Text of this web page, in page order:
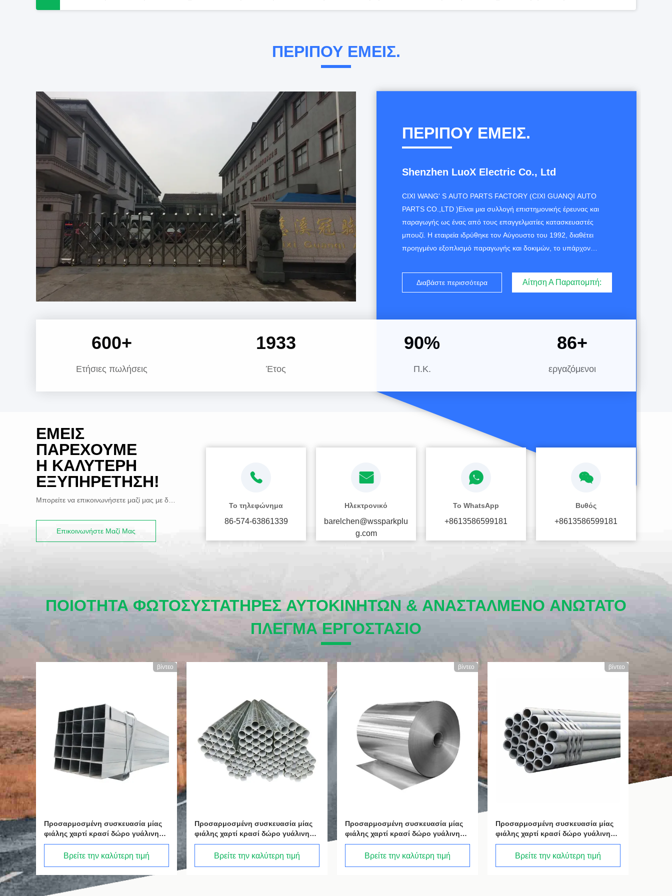
PR17Y Πλακέτο σπινθήρα αλυσοπρίονα με αντίσταση BRISK Το ίδιο με Denso W20MPR-U10
ΠΕΡΊΠΟΥ ΕΜΕΊΣ.
ΠΕΡΊΠΟΥ ΕΜΕΊΣ.
Shenzhen LuoX Electric Co., Ltd
CIXI WANG' S AUTO PARTS FACTORY (CIXI GUANQI AUTO
PARTS CO.,LTD )Είναι μια συλλογή επιστημονικής έρευνας και
παραγωγής ως ένας από τους επαγγελματίες κατασκευαστές
μπουζί. Η εταιρεία ιδρύθηκε τον Αύγουστο του 1992, διαθέτει
προηγμένο εξοπλισμό παραγωγής και δοκιμών, το υπάρχον
την αξιόπιστη ποιότητα των προϊόντων και την άριστη
εξυπηρέτηση, την αναπτυξιακή δυναμική της εταιρείας,
Διαβάστε περισσότερα Αίτηση Α Παραπομπή:
600+
Ετήσιες πωλήσεις
1992
Έτος
90%
Π.Κ.
87+
εργαζόμενοι
ΕΜΕΊΣ
ΠΑΡΈΧΟΥΜΕ
Η ΚΑΛΎΤΕΡΗ
ΕΞΥΠΗΡΈΤΗΣΗ!
Επικοινωνήστε Μαζί Μας
Το τηλεφώνημα
86-574-63861339
Ηλεκτρονικό
barelchen@wssparkplu
g.com
Το WhatsApp
+8613586599181
Βυθός
+8613586599181
ΠΟΙΌΤΗΤΑ ΦΩΤΟΣΥΣΤΑΤΉΡΕΣ ΑΥΤΟΚΙΝΉΤΩΝ & ΑΝΑΣΤΑΛΜΈΝΟ ΑΝΏΤΑΤΟ
ΠΛΈΓΜΑ ΕΡΓΟΣΤΆΣΙΟ
Προσαρμοσμένη συσκευασία μίας
φιάλης χαρτί κρασί δώρο γυάλινη
τσάντα 2 μπουκάλια μαύρο κρασί
tote carry bags
Βρείτε την καλύτερη τιμή
Προσαρμοσμένη συσκευασία μίας
φιάλης χαρτί κρασί δώρο γυάλινη
τσάντα 2 μπουκάλια μαύρο κρασί
tote carry bags
Βρείτε την καλύτερη τιμή
βίντεο
Προσαρμοσμένη συσκευασία μίας
φιάλης χαρτί κρασί δώρο γυάλινη
τσάντα 2 μπουκάλια μαύρο κρασί
tote carry bags
Βρείτε την καλύτερη τιμή
Προσαρμοσμένη συσκευασία μίας
φιάλης χαρτί κρασί δώρο γυάλινη
τσάντα 2 μπουκάλια μαύρο κρασί
tote carry bags
Βρείτε την καλύτερη τιμή